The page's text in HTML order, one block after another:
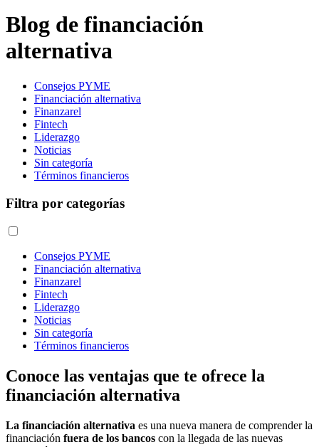
Blog de financiación
alternativa
Consejos PYME
Financiación alternativa
Finanzarel
Fintech
Liderazgo
Noticias
Sin categoría
Términos financieros
Filtra por categorías
Consejos PYME
Financiación alternativa
Finanzarel
Fintech
Liderazgo
Noticias
Sin categoría
Términos financieros
Conoce las ventajas que te ofrece la
financiación alternativa
La financiación alternativa es una nueva manera de comprender la
financiación fuera de los bancos con la llegada de las nuevas